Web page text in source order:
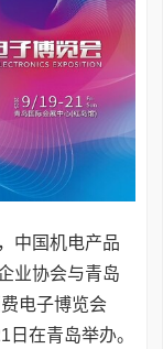
中国机电产品
业协会与青岛
电子博览会
日在青岛举办。